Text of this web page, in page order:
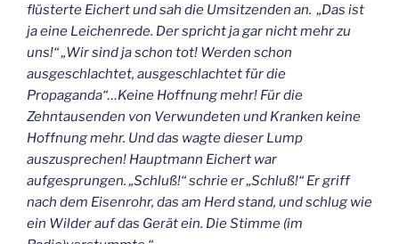
flüsterte Eichert und sah die Umsitzenden an. „Das ist
ja eine Leichenrede. Der spricht ja gar nicht mehr zu
uns!“ „Wir sind ja schon tot! Werden schon
ausgeschlachtet, ausgeschlachtet für die
Propaganda“…Keine Hoffnung mehr! Für die
Zehntausenden von Verwundeten und Kranken keine
Hoffnung mehr. Und das wagte dieser Lump
auszusprechen! Hauptmann Eichert war
aufgesprungen. „Schluß!“ schrie er „Schluß!“ Er griff
nach dem Eisenrohr, das am Herd stand, und schlug wie
ein Wilder auf das Gerät ein. Die Stimme (im